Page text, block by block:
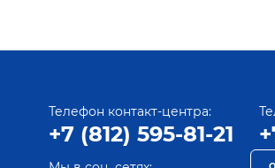
Телефон контакт-центра:
+7 (812) 595-81-21